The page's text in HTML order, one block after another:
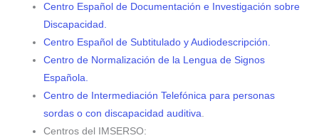
Centro Español de Documentación e Investigación sobre
Discapacidad.
Centro Español de Subtitulado y Audiodescripción.
Centro de Normalización de la Lengua de Signos
Española.
Centro de Intermediación Telefónica para personas
sordas o con discapacidad auditiva.
Centros del IMSERSO: